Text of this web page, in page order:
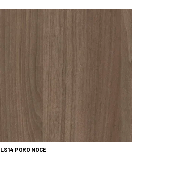
LS14 PORO NOCE